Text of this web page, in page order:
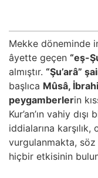
Notları
Kur'ân
Seferberliği
Kökler
Üyelik
Mekke döneminde
âyette geçen “eş-
almıştır. “Şu’arâ”
başlıca Mûsâ,
peygamberlerin
Kur’an’ın vahiy
iddialarına
vurgulanmakta, söz
hiçbir etkisinin